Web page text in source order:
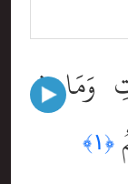
وَمَا فِى
﴿١﴾